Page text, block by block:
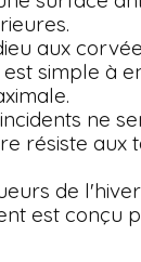
aux
simple à
ne
résiste aux
de
est conçu